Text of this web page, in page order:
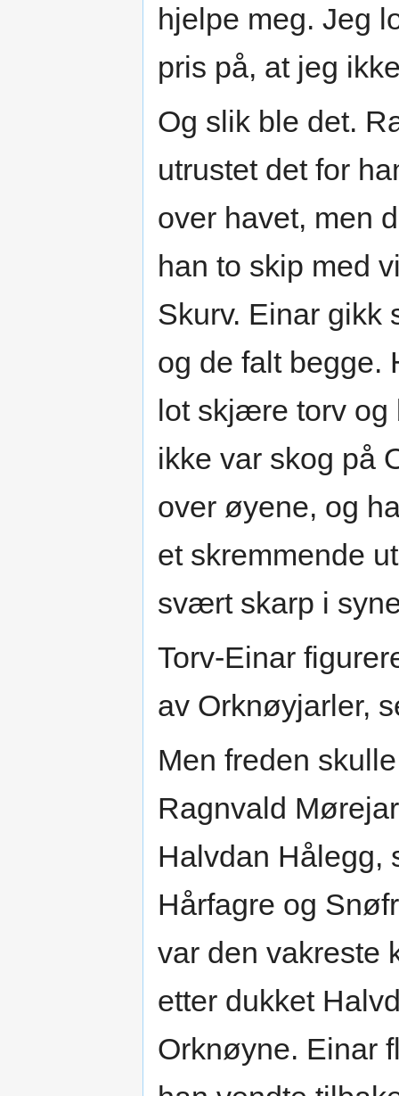
hjelpe meg. Jeg
pris på, at jeg
Og slik ble det.
utrustet det for
over havet, men
han to skip med
Skurv. Einar gikk
og de falt begge.
lot skjære torv og
ikke var skog på
over øyene, og
et skremmende
svært skarp i
Torv-Einar
av Orknøyjarler,
Men freden
Ragnvald
Halvdan Hålegg,
Hårfagre og
var den vakreste
etter dukket
Orknøyne. Einar